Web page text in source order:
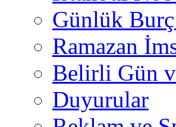
Günlük
Ramazan
Belirli Gün
Duyurular